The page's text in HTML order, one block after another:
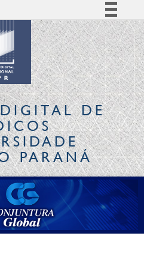
Simplifique!
Comunica BR
Participe
Acesso à informação
Legislação
CanaisDE
PARANÁ